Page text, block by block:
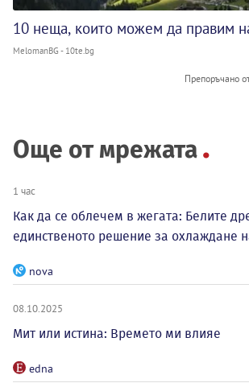
10 неща, които можем да правим
MelomanBG - 10te.bg
Препоръчано
Още от мрежата
1 час
Как да се облечем в жегата: Белите
единственото решение за охлаждане
nova
08.10.2025
Мит или истина: Времето ми влияе
edna